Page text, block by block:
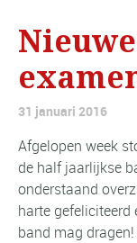
31 januari 2016
Afgelopen week
de half jaarlijkse
onderstaand
harte gefeliciteerd
band mag dragen!